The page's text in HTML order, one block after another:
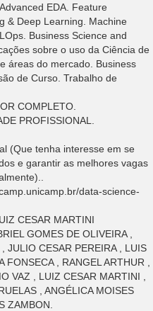
EDA. Feature
& Deep Learning. Machine
Business Science and
sobre o uso da Ciência de
áreas do mercado. Business
de Curso. Trabalho de
COMPLETO.
PROFISSIONAL.
(Que tenha interesse em se
e garantir as melhores vagas
data-science-
CESAR MARTINI
GOMES DE OLIVEIRA ,
JULIO CESAR PEREIRA , LUIS
, RANGEL ARTHUR ,
VAZ , LUIZ CESAR MARTINI ,
, ANGÉLICA MOISES
ZAMBON.